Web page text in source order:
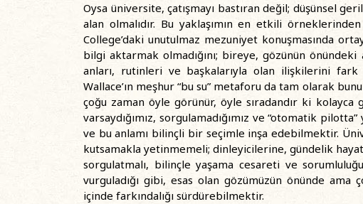
Oysa üniversite, çatışmayı bastıran değil; düşünsel
alan olmalıdır. Bu yaklaşımın en etkili
College’daki unutulmaz mezuniyet konuşmasında
bilgi aktarmak olmadığını; bireye, gözünün önündeki
anları, rutinleri ve başkalarıyla olan ilişkilerini fark
Wallace’ın meşhur “bu su” metaforu da tam olarak
çoğu zaman öyle görünür, öyle sıradandır ki kolayca
varsaydığımız, sorgulamadığımız ve “otomatik
ve bu anlamı bilinçli bir seçimle inşa edebilmektir.
kutsamakla yetinmemeli; dinleyicilerine, gündelik
sorgulatmalı, bilinçle yaşama cesareti ve sorumluluğu
vurguladığı gibi, esas olan gözümüzün önünde
içinde farkındalığı sürdürebilmektir.